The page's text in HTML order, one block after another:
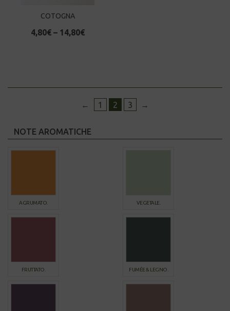
NOTE AROMATICHE
AGRUMATO. VEGETALE.
FRUTTATO. FUMÉE & LEGNO.
COTOGNA
4,80€– 14,80€
← 1 2 3 →